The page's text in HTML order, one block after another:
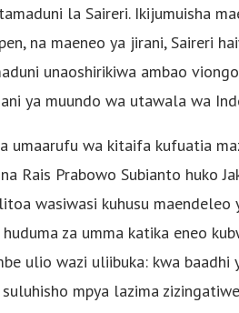
la Saireri. Ikijumuisha
na maeneo ya jirani, Saireri
unaoshirikiwa ambao
ya muundo wa utawala wa
umaarufu wa kitaifa kufuatia
Rais Prabowo Subianto huko
wasiwasi kuhusu
za umma katika eneo
ulio wazi uliibuka: kwa baadhi
mpya lazima